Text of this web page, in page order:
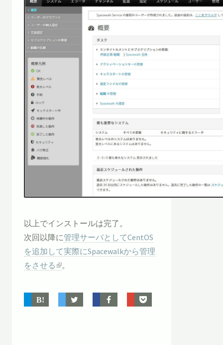
以上でインストールは完了。
次回以降に管理サーバとしてCentOS
を追加して実際にSpacewalkから管理
をさせる
。